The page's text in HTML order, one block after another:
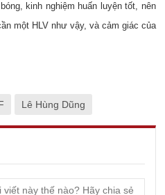
kinh nghiệm huấn luyện tốt, nên
một HLV như vậy, và cảm giác của
Lê Hùng Dũng